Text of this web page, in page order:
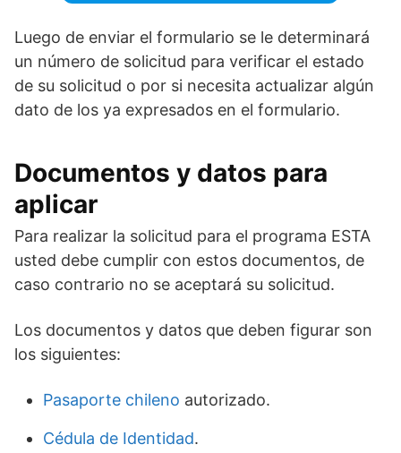
Luego de enviar el formulario se le determinará
un número de solicitud para verificar el estado
de su solicitud o por si necesita actualizar algún
dato de los ya expresados en el formulario.
Documentos y datos para
aplicar
Para realizar la solicitud para el programa ESTA
usted debe cumplir con estos documentos, de
caso contrario no se aceptará su solicitud.
Los documentos y datos que deben figurar son
los siguientes:
Pasaporte chileno autorizado.
Cédula de Identidad.